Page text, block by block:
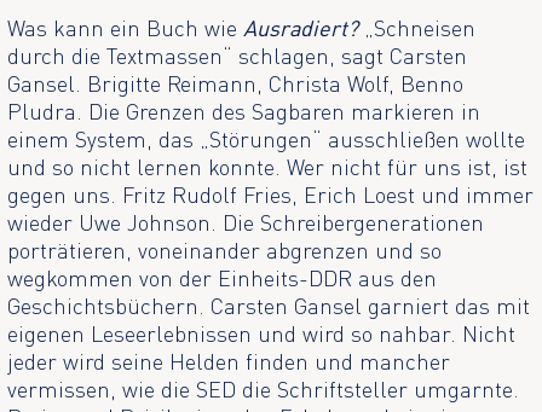
Was kann ein Buch wie Ausradiert?„Schneisen
durch die Textmassen“ schlagen, sagt Carsten
Gansel. Brigitte Reimann, Christa Wolf, Benno
Pludra. Die Grenzen des Sagbaren markieren in
einem System, das „Störungen“ ausschließen wollte
und so nicht lernen konnte. Wer nicht für uns ist, ist
gegen uns. Fritz Rudolf Fries, Erich Loest und immer
wieder Uwe Johnson. Die Schreibergenerationen
porträtieren, voneinander abgrenzen und so
wegkommen von der Einheits-DDR aus den
Geschichtsbüchern. Carsten Gansel garniert das mit
eigenen Leseerlebnissen und wird so nahbar. Nicht
jeder wird seine Helden finden und mancher
vermissen, wie die SED die Schriftsteller umgarnte.